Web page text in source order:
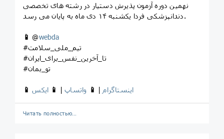
نهمین دوره آزمون پذیرش دستیار در رشته های تخصصی
دندانپزشکی فردا یکشنبه ۱۴ دی ماه به پایان می رسد.
📱 @webda
#تیم_ملی_سلامت
#تا_آخرین_نفس_برای_ایران
#تو_بمان
📱 اینستاگرام |
📱 واتساپ|
📱 ایکس
Читать полностью…